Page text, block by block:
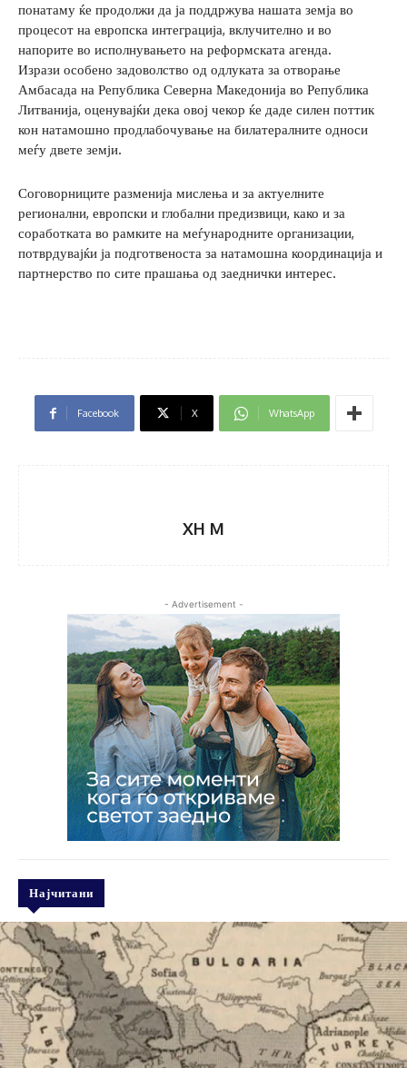
понатаму ќе продолжи да ја поддржува нашата земја во
процесот на европска интеграција, вклучително и во
напорите во исполнувањето на реформската агенда.
Изрази особено задоволство од одлуката за отворање
Амбасада на Република Северна Македонија во Република
Литванија, оценувајќи дека овој чекор ќе даде силен поттик
кон натамошно продлабочување на билатералните односи
меѓу двете земји.
Соговорниците разменија мислења и за актуелните
регионални, европски и глобални предизвици, како и за
соработката во рамките на меѓународните организации,
потврдувајќи ја подготвеноста за натамошна координација и
партнерство по сите прашања од заеднички интерес.
Facebook X WhatsApp
XH M
- Advertisement -
Најчитани